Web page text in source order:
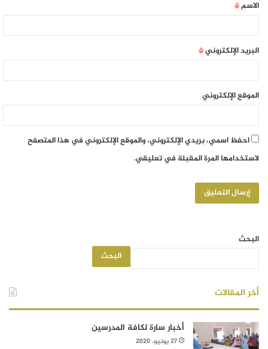
الاسم*
البريد الإلكتروني*
الموقع الإلكتروني
احفظ اسمي، بريدي الإلكتروني، والموقع الإلكتروني في هذا المتصفح
لاستخدامها المرة المقبلة في تعليقي.
البحث
البحث
أخر المقالات
أخبار سارة لكافة المدرسين
27 يونيو، 2020